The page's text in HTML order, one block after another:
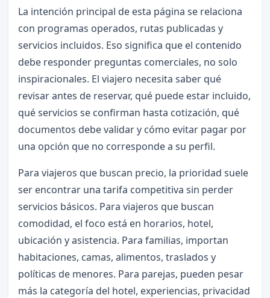
La intención principal de esta página se relaciona
con programas operados, rutas publicadas y
servicios incluidos. Eso significa que el contenido
debe responder preguntas comerciales, no solo
inspiracionales. El viajero necesita saber qué
revisar antes de reservar, qué puede estar incluido,
qué servicios se confirman hasta cotización, qué
documentos debe validar y cómo evitar pagar por
una opción que no corresponde a su perfil.
Para viajeros que buscan precio, la prioridad suele
ser encontrar una tarifa competitiva sin perder
servicios básicos. Para viajeros que buscan
comodidad, el foco está en horarios, hotel,
ubicación y asistencia. Para familias, importan
habitaciones, camas, alimentos, traslados y
políticas de menores. Para parejas, pueden pesar
más la categoría del hotel, experiencias, privacidad